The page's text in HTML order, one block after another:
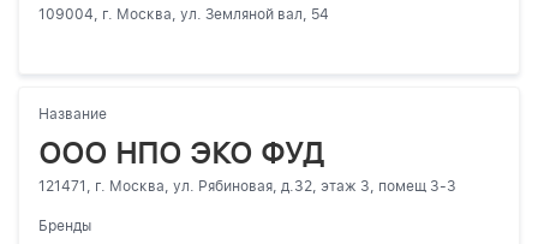
109004, г. Москва, ул. Земляной вал, 54
Название
ООО НПО ЭКО ФУД
121471, г. Москва, ул. Рябиновая, д.32, этаж 3, помещ 3-3
Бренды